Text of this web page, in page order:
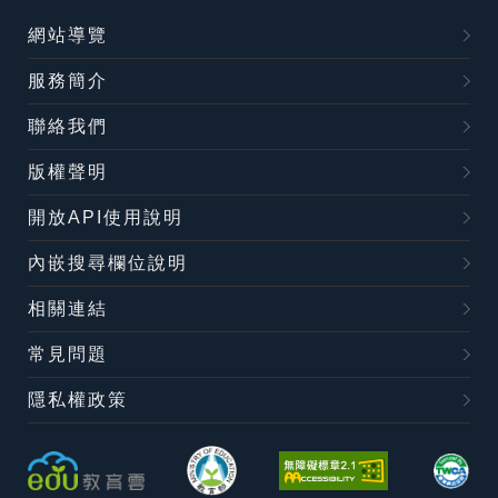
網站導覽
服務簡介
聯絡我們
版權聲明
開放API使用說明
內嵌搜尋欄位說明
相關連結
常見問題
隱私權政策